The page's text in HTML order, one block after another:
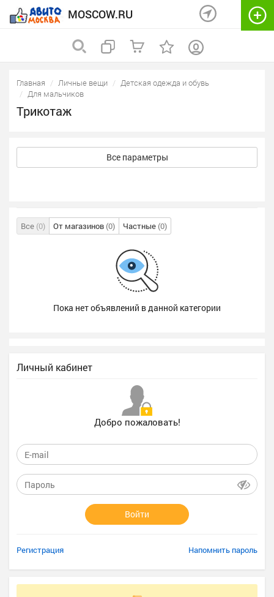
MOSCOW.RU
Главная Личные вещи
Детская одежда и обувь
Для мальчиков
Трикотаж
Все параметры
Все (0) От магазинов (0) Частные (0)
Пока нет объявлений в данной категории
Личный кабинет
Добро пожаловать!
Войти
Регистрация Напомнить пароль